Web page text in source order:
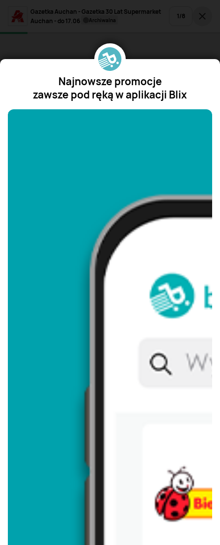
Gazetka Auchan - Gazetka 30 Lat Supermarket
Auchan - do 17.06
archiwalna 1/8
Najnowsze promocje
zawsze pod ręką w aplikacji Blix
"/>